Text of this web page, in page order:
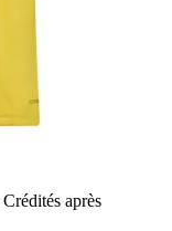
Crédités après